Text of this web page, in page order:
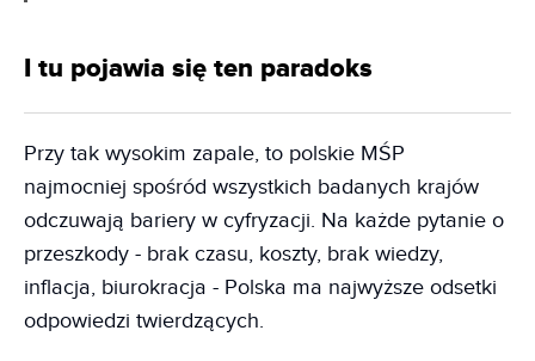
I tu pojawia się ten paradoks
Przy tak wysokim zapale, to polskie MŚP
najmocniej spośród wszystkich badanych krajów
odczuwają bariery w cyfryzacji. Na każde pytanie o
przeszkody - brak czasu, koszty, brak wiedzy,
inflacja, biurokracja - Polska ma najwyższe odsetki
odpowiedzi twierdzących.